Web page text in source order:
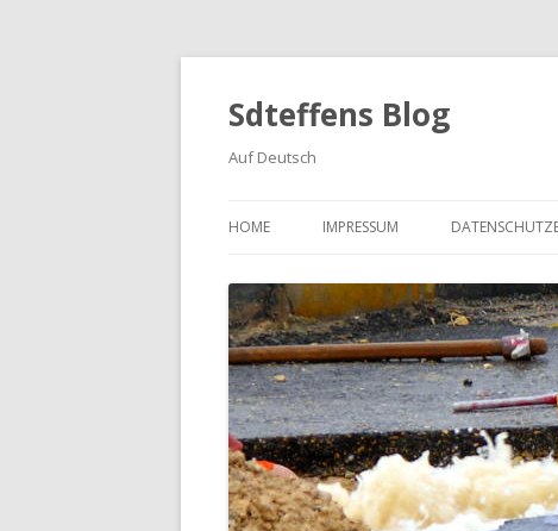
Sdteffens Blog
Auf Deutsch
HOME IMPRESSUM